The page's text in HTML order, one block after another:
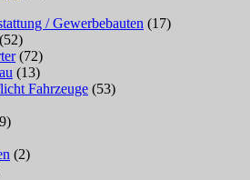
/ Gewerbebauten (17)
(52)
(72)
(13)
Fahrzeuge (53)
(2)